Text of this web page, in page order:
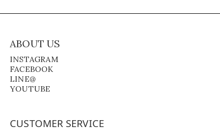
ABOUT US
INSTAGRAM
FACEBOOK
LINE@
YOUTUBE
CUSTOMER SERVICE